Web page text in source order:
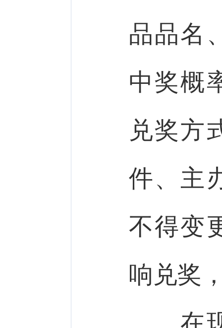
品品名
中奖概
兑奖方
件、主
不得变
响兑奖